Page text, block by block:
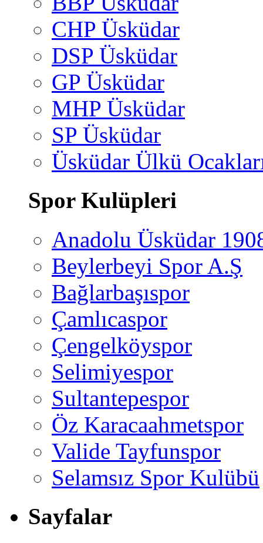
CHP Üsküdar
DSP Üsküdar
GP Üsküdar
MHP Üsküdar
SP Üsküdar
Üsküdar Ülkü
Spor Kulüpleri
Anadolu Üsküdar
Beylerbeyi Spor A.Ş
Bağlarbaşıspor
Çamlıcaspor
Çengelköyspor
Selimiyespor
Sultantepespor
Öz Karacaahmetspor
Valide Tayfunspor
Selamsız Spor Kulübü
Sayfalar